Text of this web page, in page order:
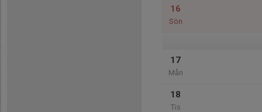
16
Sön
17
Mån
18
Tis